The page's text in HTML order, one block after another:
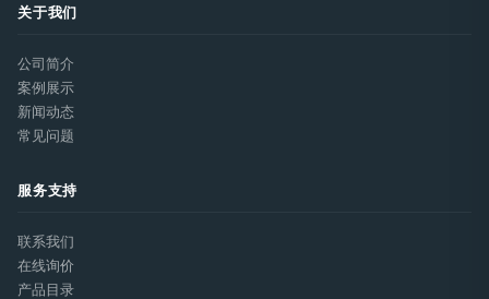
关于我们
公司简介
案例展示
新闻动态
常见问题
服务支持
联系我们
在线询价
产品目录